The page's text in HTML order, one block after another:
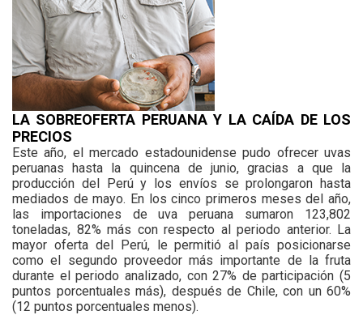
LA SOBREOFERTA PERUANA Y LA CAÍDA DE LOS
PRECIOS
Este año, el mercado estadounidense pudo ofrecer uvas
peruanas hasta la quincena de junio, gracias a que la
producción del Perú y los envíos se prolongaron hasta
mediados de mayo. En los cinco primeros meses del año,
las importaciones de uva peruana sumaron 123,802
toneladas, 82% más con respecto al periodo anterior. La
mayor oferta del Perú, le permitió al país posicionarse
como el segundo proveedor más importante de la fruta
durante el periodo analizado, con 27% de participación (5
puntos porcentuales más), después de Chile, con un 60%
(12 puntos porcentuales menos).